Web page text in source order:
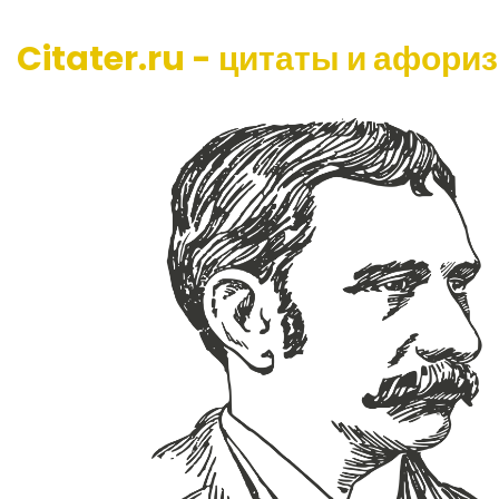
Citater.ru - цитаты и